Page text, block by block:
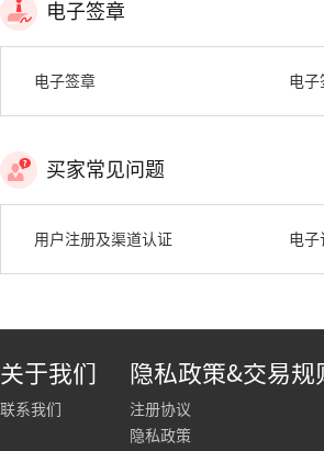
电子签章
电子签章 电子
买家常见问题
用户注册及渠道认证 电子
关于我们
联系我们
隐私政策&交易规
注册协议
隐私政策